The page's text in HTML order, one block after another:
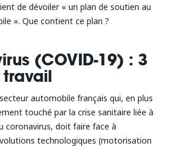
de dévoiler « un plan de soutien au
». Que contient ce plan ?
(COVID-19) : 3
automobile français qui, en plus
touché par la crise sanitaire liée à
coronavirus, doit faire face à
technologiques (motorisation